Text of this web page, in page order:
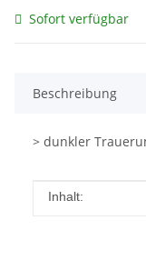
Sofort verfügbar
Beschreibung
> dunkler
Wert
Inhalt: